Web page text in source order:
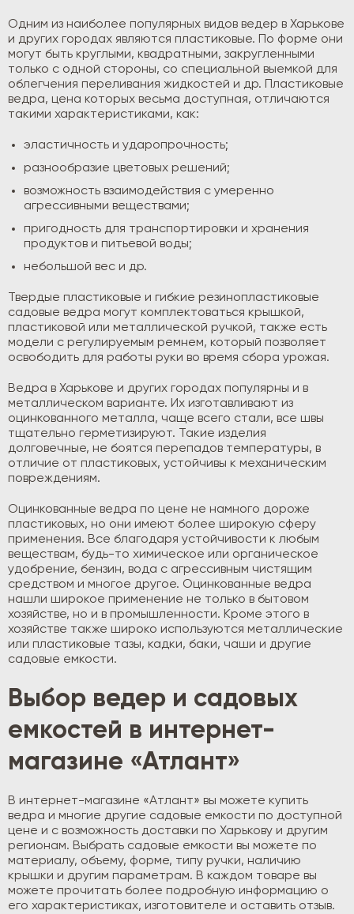
Одним из наиболее популярных видов ведер в Харькове
и других городах являются пластиковые. По форме они
могут быть круглыми, квадратными, закругленными
только с одной стороны, со специальной выемкой для
облегчения переливания жидкостей и др. Пластиковые
ведра, цена которых весьма доступная, отличаются
такими характеристиками, как:
эластичность и ударопрочность;
разнообразие цветовых решений;
возможность взаимодействия с умеренно
агрессивными веществами;
пригодность для транспортировки и хранения
продуктов и питьевой воды;
небольшой вес и др.
Твердые пластиковые и гибкие резинопластиковые
садовые ведра могут комплектоваться крышкой,
пластиковой или металлической ручкой, также есть
модели с регулируемым ремнем, который позволяет
освободить для работы руки во время сбора урожая.
Ведра в Харькове и других городах популярны и в
металлическом варианте. Их изготавливают из
оцинкованного металла, чаще всего стали, все швы
тщательно герметизируют. Такие изделия
долговечные, не боятся перепадов температуры, в
отличие от пластиковых, устойчивы к механическим
повреждениям.
Оцинкованные ведра по цене не намного дороже
пластиковых, но они имеют более широкую сферу
применения. Все благодаря устойчивости к любым
веществам, будь-то химическое или органическое
удобрение, бензин, вода с агрессивным чистящим
средством и многое другое. Оцинкованные ведра
нашли широкое применение не только в бытовом
хозяйстве, но и в промышленности. Кроме этого в
хозяйстве также широко используются металлические
или пластиковые тазы, кадки, баки, чаши и другие
садовые емкости.
Выбор ведер и садовых
емкостей в интернет-
магазине «Атлант»
В интернет-магазине «Атлант» вы можете купить
ведра и многие другие садовые емкости по доступной
цене и с возможность доставки по Харькову и другим
регионам. Выбрать садовые емкости вы можете по
материалу, объему, форме, типу ручки, наличию
крышки и другим параметрам. В каждом товаре вы
можете прочитать более подробную информацию о
его характеристиках, изготовителе и оставить отзыв.